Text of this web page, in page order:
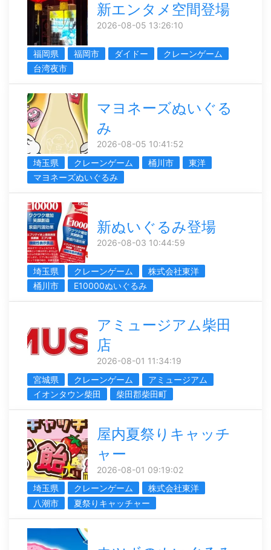
新エンタメ空間登場
2026-08-05 13:26:10
福岡県 福岡市 ダイドー
クレーンゲーム
台湾夜市
マヨネーズぬいぐる
み
2026-08-05 10:41:52
埼玉県
クレーンゲーム 桶川市
東洋
マヨネーズぬいぐるみ
新ぬいぐるみ登場
2026-08-03 10:44:59
埼玉県 クレーンゲーム
株式会社東洋
桶川市
E10000ぬいぐるみ
アミュージアム柴田
店
2026-08-01 11:34:19
宮城県
クレーンゲーム
アミュージアム
イオンタウン柴田
柴田郡柴田町
屋内夏祭りキャッチ
ャー
2026-08-01 09:19:02
埼玉県
クレーンゲーム
株式会社東洋
八潮市
夏祭りキャッチャー